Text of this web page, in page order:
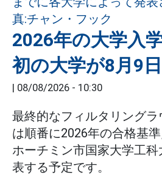
2026年の大学入
初の大学が8月9
| 08/08/2026 - 10:30
最終的なフィルタリング
は順番に2026年の合格基準
ホーチミン市国家大学工
表する予定です。